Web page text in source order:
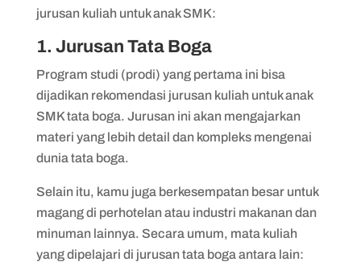
jurusan kuliah untuk anak SMK:
1. Jurusan Tata Boga
Program studi (prodi) yang pertama ini bisa
dijadikan rekomendasi jurusan kuliah untuk anak
SMK tata boga. Jurusan ini akan mengajarkan
materi yang lebih detail dan kompleks mengenai
dunia tata boga.
Selain itu, kamu juga berkesempatan besar untuk
magang di perhotelan atau industri makanan dan
minuman lainnya. Secara umum, mata kuliah
yang dipelajari di jurusan tata boga antara lain: